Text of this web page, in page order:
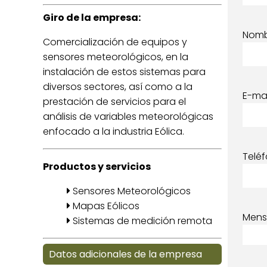
Giro de la empresa:
Comercialización de equipos y
sensores meteorológicos, en la
instalación de estos sistemas para
diversos sectores, así como a la
prestación de servicios para el
análisis de variables meteorológicas
enfocado a la industria Eólica.
Productos y servicios
Sensores Meteorológicos
Mapas Eólicos
Sistemas de medición remota
Datos adicionales de la empresa
E-